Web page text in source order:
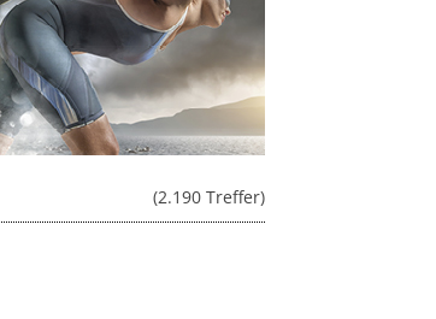
(2.190 Treffer)